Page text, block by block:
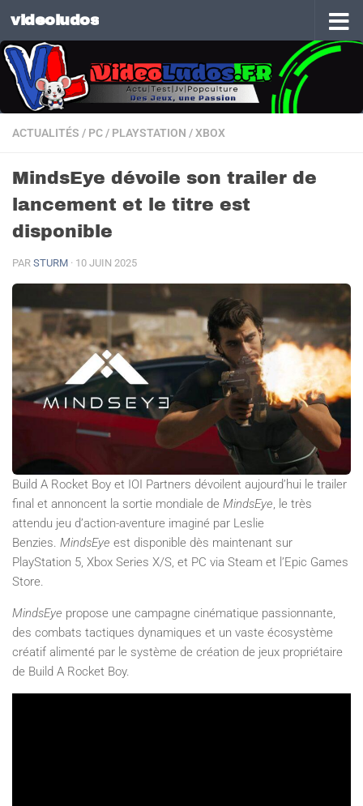
Skip to content
videoludos
ACTUALITÉS / PC/ PLAYSTATION /XBOX
MindsEye dévoile son trailer de
lancement et le titre est
disponible
PAR STURM · 10 JUIN 2025
Build A Rocket Boy et IOI Partners dévoilent aujourd’hui le trailer
final et annoncent la sortie mondiale de MindsEye , le très
attendu jeu d’action-aventure imaginé par Leslie
Benzies. MindsEye est disponible dès maintenant sur
PlayStation 5, Xbox Series X/S, et PC via Steam et l’Epic Games
Store.
MindsEye propose une campagne cinématique passionnante,
des combats tactiques dynamiques et un vaste écosystème
créatif alimenté par le système de création de jeux propriétaire
de Build A Rocket Boy.